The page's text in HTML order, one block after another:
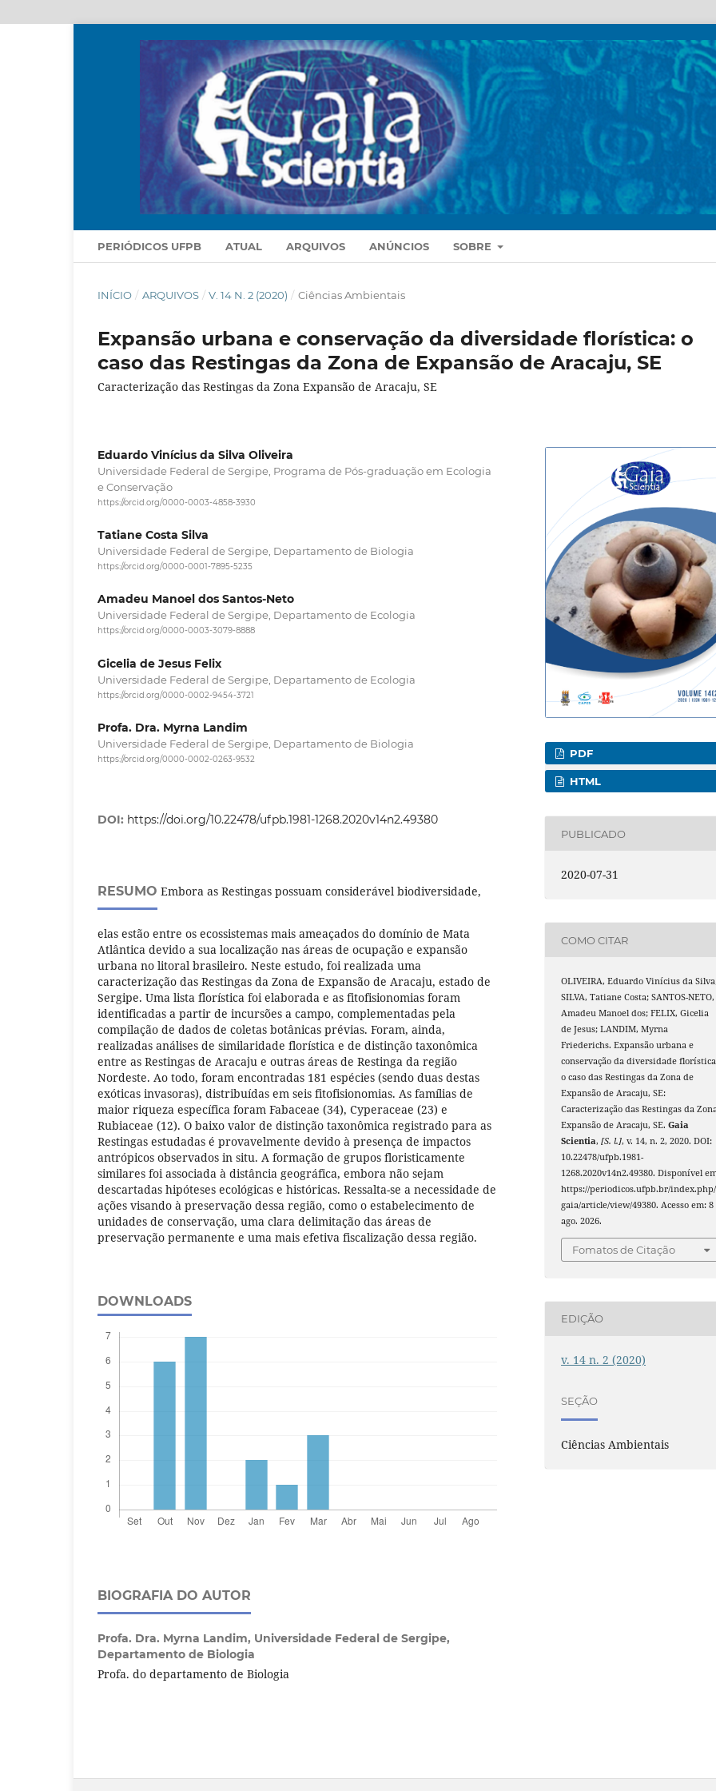
PERIÓDICOS UFPB ATUAL ARQUIVOS ANÚNCIOS SOBRE
INÍCIO / ARQUIVOS / V. 14 N. 2 (2020) / Ciências Ambientais
Expansão urbana e conservação da diversidade florística: o
caso das Restingas da Zona de Expansão de Aracaju, SE
Caracterização das Restingas da Zona Expansão de Aracaju, SE
Eduardo Vinícius da Silva Oliveira
Universidade Federal de Sergipe, Programa de Pós-graduação em Ecologia
e Conservação
https://orcid.org/0000-0003-4858-3930
Tatiane Costa Silva
Universidade Federal de Sergipe, Departamento de Biologia
https://orcid.org/0000-0001-7895-5235
Amadeu Manoel dos Santos-Neto
Universidade Federal de Sergipe, Departamento de Ecologia
https://orcid.org/0000-0003-3079-8888
Gicelia de Jesus Felix
Universidade Federal de Sergipe, Departamento de Ecologia
https://orcid.org/0000-0002-9454-3721
Profa. Dra. Myrna Landim
Universidade Federal de Sergipe, Departamento de Biologia
https://orcid.org/0000-0002-0263-9532
DOI: https://doi.org/10.22478/ufpb.1981-1268.2020v14n2.49380
RESUMO Embora as Restingas possuam considerável biodiversidade,
elas estão entre os ecossistemas mais ameaçados do domínio de Mata
Atlântica devido a sua localização nas áreas de ocupação e expansão
urbana no litoral brasileiro. Neste estudo, foi realizada uma
caracterização das Restingas da Zona de Expansão de Aracaju, estado de
Sergipe. Uma lista florística foi elaborada e as fitofisionomias foram
identificadas a partir de incursões a campo, complementadas pela
compilação de dados de coletas botânicas prévias. Foram, ainda,
realizadas análises de similaridade florística e de distinção taxonômica
entre as Restingas de Aracaju e outras áreas de Restinga da região
Nordeste. Ao todo, foram encontradas 181 espécies (sendo duas destas
exóticas invasoras), distribuídas em seis fitofisionomias. As famílias de
maior riqueza específica foram Fabaceae (34), Cyperaceae (23) e
Rubiaceae (12). O baixo valor de distinção taxonômica registrado para as
Restingas estudadas é provavelmente devido à presença de impactos
antrópicos observados in situ. A formação de grupos floristicamente
similares foi associada à distância geográfica, embora não sejam
descartadas hipóteses ecológicas e históricas. Ressalta-se a necessidade de
ações visando à preservação dessa região, como o estabelecimento de
unidades de conservação, uma clara delimitação das áreas de
preservação permanente e uma mais efetiva fiscalização dessa região.
DOWNLOADS
BIOGRAFIA DO AUTOR
Profa. Dra. Myrna Landim, Universidade Federal de Sergipe,
Departamento de Biologia
Profa. do departamento de Biologia
PDF
HTML
PUBLICADO
2020-07-31
COMO CITAR
OLIVEIRA, Eduardo Vinícius da
SILVA, Tatiane Costa; SANTOS-NETO,
Amadeu Manoel dos; FELIX, Gicelia
de Jesus; LANDIM, Myrna
Friederichs. Expansão urbana e
conservação da diversidade
o caso das Restingas da Zona de
Expansão de Aracaju, SE:
Caracterização das Restingas da
Expansão de Aracaju, SE.Gaia
Scientia,[S. l.], v. 14, n. 2, 2020. DOI:
10.22478/ufpb.1981-
1268.2020v14n2.49380. Disponível
https://periodicos.ufpb.br/index.php/
gaia/article/view/49380. Acesso em: 8
ago. 2026.
Fomatos de Citação
EDIÇÃO
v. 14 n. 2 (2020)
SEÇÃO
Ciências Ambientais